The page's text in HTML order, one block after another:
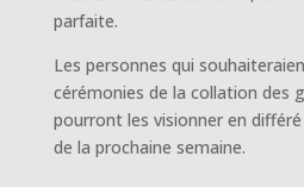
parfaite.
Les personnes qui
cérémonies de la collation des
pourront les visionner en
de la prochaine semaine.